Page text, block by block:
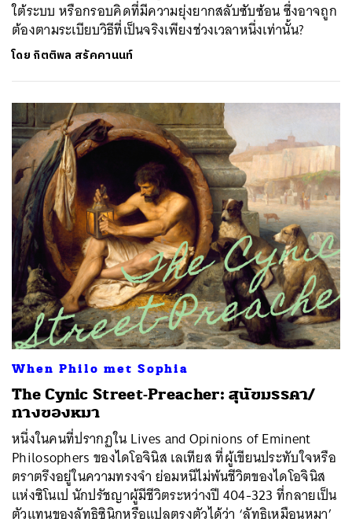
ใต้ระบบ หรือกรอบคิดที่มีความยุ่งยากสลับซับซ้อน ซึ่งอาจถูก
ต้องตามระเบียบวิธีที่เป็นจริงเพียงช่วงเวลาหนึ่งเท่านั้น?
โดย กิตติพล สรัคคานนท์
When Philo met Sophia
The Cynic Street-Preacher: สุนัขมรรคา/
ทางของหมา
หนึ่งในคนที่ปรากฏใน Lives and Opinions of Eminent
Philosophers ของไดโอจินิส เลเทียส ที่ผู้เขียนประทับใจหรือ
ตราตรึงอยู่ในความทรงจำ ย่อมหนีไม่พ้นชีวิตของไดโอจินิส
แห่งซิโนเป นักปรัชญาผู้มีชีวิตระหว่างปี 404-323 ที่กลายเป็น
ตัวแทนของลัทธิซินิกหรือแปลตรงตัวได้ว่า ‘ลัทธิเหมือนหมา’